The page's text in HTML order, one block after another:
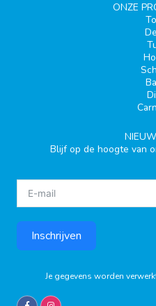
ONZE
Blijf op de hoogte van
Inschrijven
Je gegevens worden